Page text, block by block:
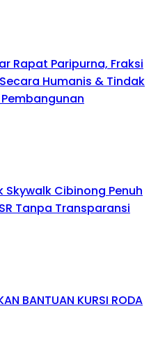
Rapat Paripurna, Fraksi
Humanis & Tindak
Skywalk Cibinong Penuh
Tanpa Transparansi
BANTUAN KURSI RODA